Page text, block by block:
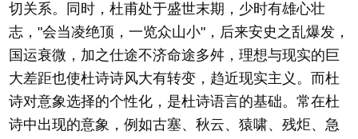
切关系。同时，杜甫处于盛世末期，少时有雄心壮
志，"会当凌绝顶，一览众山小"，后来安史之乱爆发，
国运衰微，加之仕途不济命途多舛，理想与现实的巨
大差距也使杜诗诗风大有转变，趋近现实主义。而杜
诗对意象选择的个性化，是杜诗语言的基础。常在杜
诗中出现的意象，例如古塞、秋云、猿啸、残炬、急